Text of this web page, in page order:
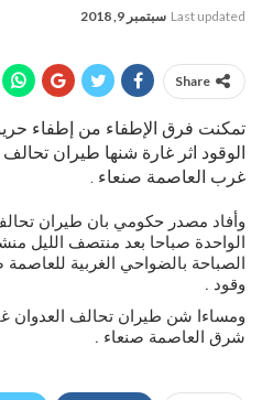
Last updated سبتمبر 9, 2018
Share
تمكنت فرق الإطفاء من إطفاء
الوقود اثر غارة شنها طيران
غرب العاصمة صنعاء .
وأفاد مصدر حكومي بان طيران
الواحدة صباحا بعد منتصف الليل
الصباحة بالضواحي الغربية للعاصمة
وقود .
ومساءا شن طيران تحالف العدوان
شرق العاصمة صنعاء .